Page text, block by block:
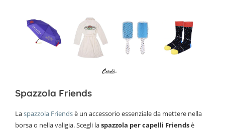
Spazzola Friends
Laspazzola Friendsè un accessorio essenziale da mettere nella
borsa o nella valigia. Scegli laspazzola per capelli Friendsè